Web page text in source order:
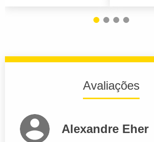
Avaliações
Alexandre Eher